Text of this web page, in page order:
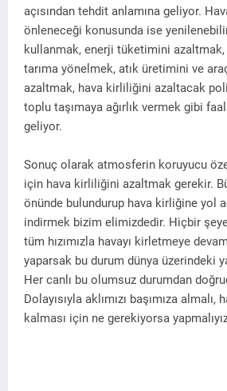
açısından tehdit anlamına geliyor.
önleneceği konusunda ise
kullanmak, enerji tüketimini
tarıma yönelmek, atık üretimini ve
azaltmak, hava kirliliğini azaltacak
toplu taşımaya ağırlık vermek gibi
geliyor.
Sonuç olarak atmosferin koruyucu
için hava kirliliğini azaltmak gerekir.
önünde bulundurup hava kirliğine yol
indirmek bizim elimizdedir. Hiçbir
tüm hızımızla havayı kirletmeye
yaparsak bu durum dünya üzerindeki
Her canlı bu olumsuz durumdan
Dolayısıyla aklımızı başımıza almalı,
kalması için ne gerekiyorsa